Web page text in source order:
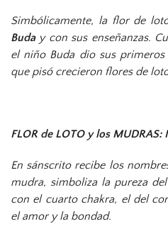
Simbólicamente, la flor de
Buday con sus enseñanzas.
el niño Buda dio sus
que pisó crecieron flores de
FLOR de LOTO y los MUDRAS:
En sánscrito recibe los
mudra, simboliza la pureza
con el cuarto chakra, el del
el amor y la bondad.